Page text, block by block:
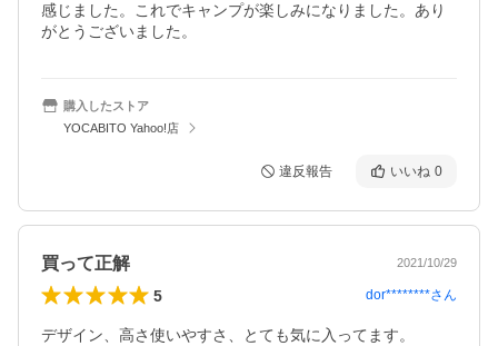
感じました。これでキャンプが楽しみになりました。あり
がとうございました。
購入したストア
YOCABITO Yahoo!店
違反報告 いいね 0
買って正解 2021/10/29
5 dor********さん
デザイン、高さ使いやすさ、とても気に入ってます。